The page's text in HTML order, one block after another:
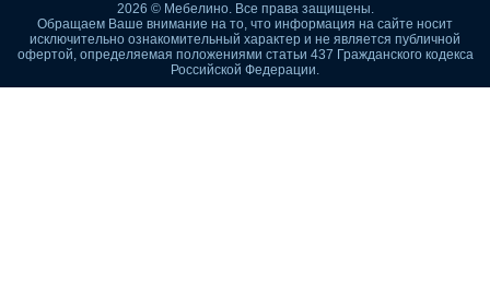
2026 © Мебелино. Все права защищены.
Обращаем Ваше внимание на то, что информация на сайте носит
исключительно ознакомительный характер и не является публичной
офертой, определяемая положениями статьи 437 Гражданского кодекса
Российской Федерации.